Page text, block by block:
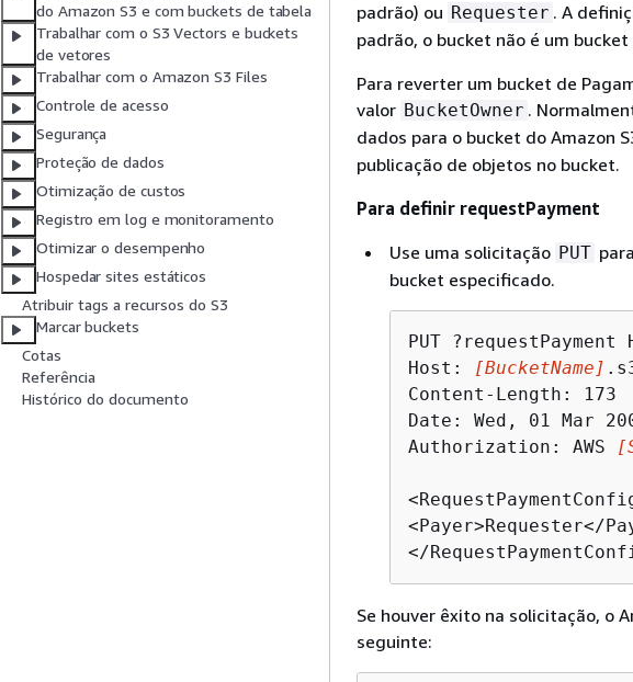
do Amazon S3 e com buckets de tabela
Trabalhar com o S3 Vectors e buckets
de vetores
Trabalhar com o Amazon S3 Files
Controle de acesso
Segurança
Proteção de dados
Otimização de custos
Registro em log e monitoramento
Otimizar o desempenho
Hospedar sites estáticos
Atribuir tags a recursos do S3
Marcar buckets
Cotas
Referência
Histórico do documento
padrão) ou Requester . A
padrão, o bucket não é um
Para reverter um bucket de
valor BucketOwner .
dados para o bucket do Amazon
publicação de objetos no bucket.
Para definir requestPayment
Use uma solicitação PUT
bucket especificado.
PUT ?requestPayment
Host:
[BucketName]
Content-Length: 173
Date: Wed, 01 Mar
Authorization: AWS
<Payer>Requester</
</
Se houver êxito na solicitação, o
seguinte: